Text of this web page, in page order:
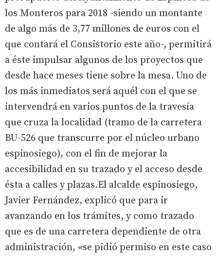
los Monteros para 2018 -siendo un montante
de algo más de 3,77 millones de euros con el
que contará el Consistorio este año-, permitirá
a éste impulsar algunos de los proyectos que
desde hace meses tiene sobre la mesa. Uno de
los más inmediatos será aquél con el que se
intervendrá en varios puntos de la travesía
que cruza la localidad (tramo de la carretera
BU-526 que transcurre por el núcleo urbano
espinosiego), con el fin de mejorar la
accesibilidad en su trazado y el acceso desde
ésta a calles y plazas.El alcalde espinosiego,
Javier Fernández, explicó que para ir
avanzando en los trámites, y como trazado
que es de una carretera dependiente de otra
administración, «se pidió permiso en este caso